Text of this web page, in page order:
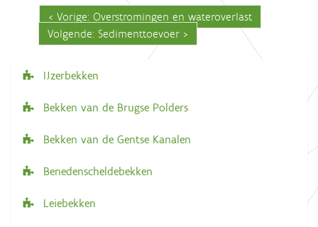
Vorige: Overstromingen en wateroverlast
Volgende: Sedimenttoevoer
N
a
i
g
t
IJzerbekken
Bekken van de Brugse Polders
Bekken van de Gentse Kanalen
Benedenscheldebekken
Leiebekken